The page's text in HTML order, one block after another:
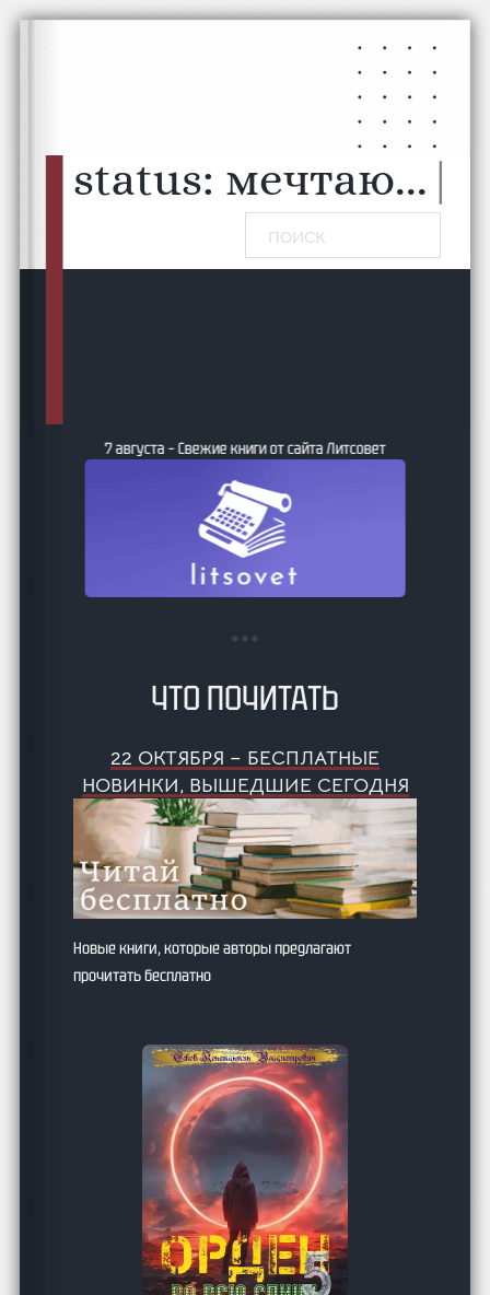
Перейти к основному содержанию
Перейти к нижнему колонтитулу
status: мечтаю... |
Поиск
7 августа – Свежие книги от сайта Литсовет
ЧТО ПОЧИТАТЬ
22 ОКТЯБРЯ – БЕСПЛАТНЫЕ
НОВИНКИ, ВЫШЕДШИЕ СЕГОДНЯ
Новые книги, которые авторы предлагают
прочитать бесплатно